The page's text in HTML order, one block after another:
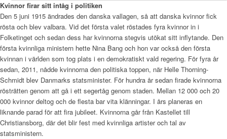
Kvinnor firar sitt intåg i politiken
Den 5 juni 1915 ändrades den danska vallagen, så att danska kvinnor fick
rösta och blev valbara. Vid det första valet röstades fyra kvinnor in i
Folketinget och sedan dess har kvinnorna stegvis utökat sitt inflytande. Den
första kvinnliga ministern hette Nina Bang och hon var också den första
kvinnan i världen som tog plats i en demokratiskt vald regering. För fyra år
sedan, 2011, nådde kvinnorna den politiska toppen, när Helle Thorning-
Schmidt blev Danmarks statsminister. För hundra år sedan firade kvinnorna
rösträtten genom att gå i ett segertåg genom staden. Mellan 12 000 och 20
000 kvinnor deltog och de flesta bar vita klänningar. I års planeras en
liknande parad för att fira jubileet. Kvinnorna går från Kastellet till
Christiansborg, där det blir fest med kvinnliga artister och tal av
statsministern.